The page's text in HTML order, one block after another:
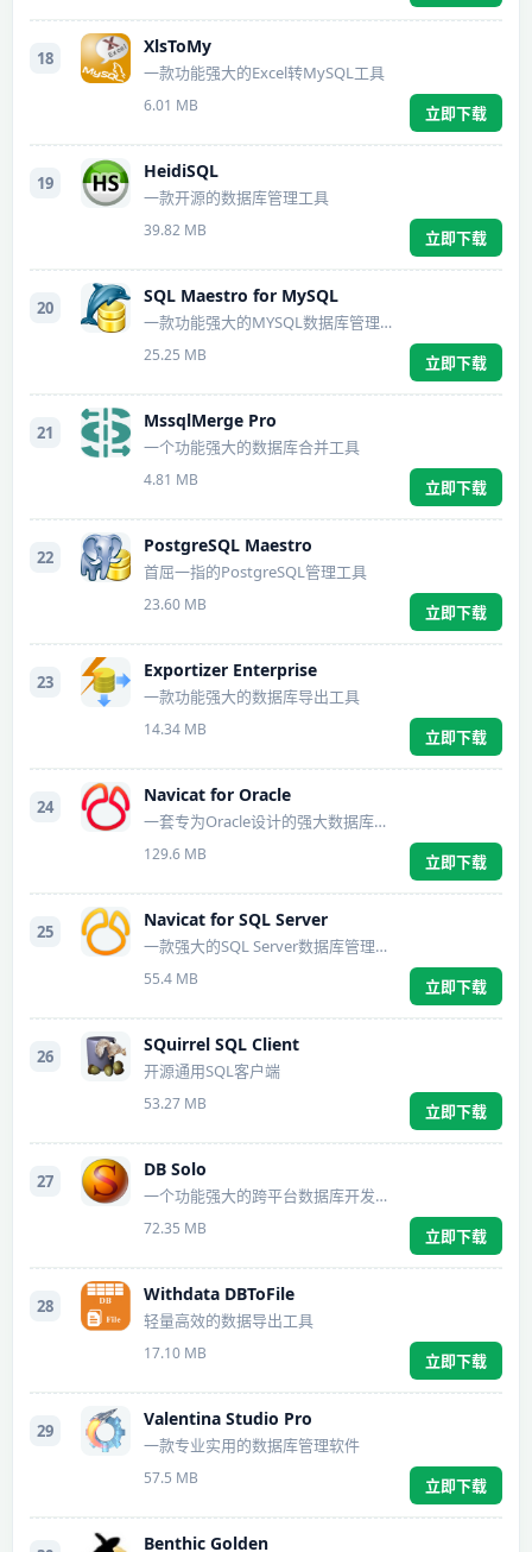
18
XlsToMy
一款功能强大的Excel转MySQL工具
6.01 MB 立即下载
19
HeidiSQL
一款开源的数据库管理工具
39.82 MB 立即下载
20
SQL Maestro for MySQL
一款功能强大的MYSQL数据库管理工具
25.25 MB 立即下载
21
MssqlMerge Pro
一个功能强大的数据库合并工具
4.81 MB 立即下载
22
PostgreSQL Maestro
首屈一指的PostgreSQL管理工具
23.60 MB 立即下载
23
Exportizer Enterprise
一款功能强大的数据库导出工具
14.34 MB 立即下载
24
Navicat for Oracle
一套专为Oracle设计的强大数据库管理工具
129.6 MB 立即下载
25
Navicat for SQL Server
一款强大的SQL Server数据库管理及开发工具
55.4 MB 立即下载
26
SQuirrel SQL Client
开源通用SQL客户端
53.27 MB 立即下载
27
DB Solo
一个功能强大的跨平台数据库开发和管理工具
72.35 MB 立即下载
28
Withdata DBToFile
轻量高效的数据导出工具
17.10 MB 立即下载
29
Valentina Studio Pro
一款专业实用的数据库管理软件
57.5 MB 立即下载
Benthic Golden